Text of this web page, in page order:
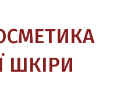
ШКІРИ